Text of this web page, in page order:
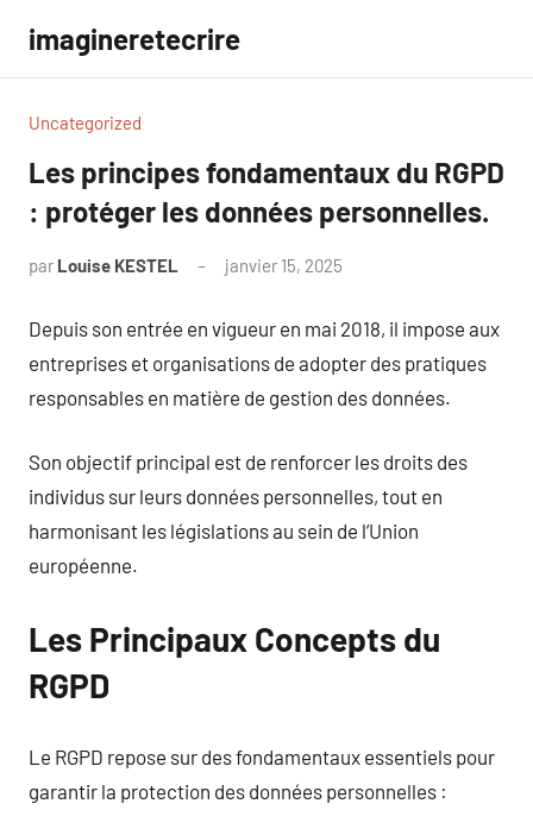
contenu
imagineretecrire
Uncategorized
Les principes fondamentaux du RGPD
: protéger les données personnelles.
par Louise KESTEL janvier 15, 2025
Depuis son entrée en vigueur en mai 2018, il impose aux
entreprises et organisations de adopter des pratiques
responsables en matière de gestion des données.
Son objectif principal est de renforcer les droits des
individus sur leurs données personnelles, tout en
harmonisant les législations au sein de l’Union
européenne.
Les Principaux Concepts du
RGPD
Le RGPD repose sur des fondamentaux essentiels pour
garantir la protection des données personnelles :